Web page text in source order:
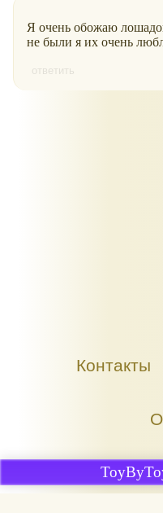
Я очень обожаю
не были я их очень
ответить
Контакты